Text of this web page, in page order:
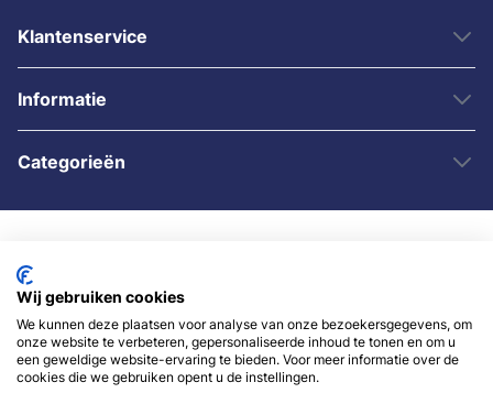
Klantenservice
Informatie
Categorieën
© 2007 - 2026 - Sybshop.nl
Wij gebruiken cookies
We kunnen deze plaatsen voor analyse van onze bezoekersgegevens, om
onze website te verbeteren, gepersonaliseerde inhoud te tonen en om u
een geweldige website-ervaring te bieden. Voor meer informatie over de
cookies die we gebruiken opent u de instellingen.